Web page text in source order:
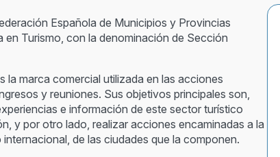
Española de Municipios y Provincias
Turismo, con la denominación de Sección
la marca comercial utilizada en las acciones
y reuniones. Sus objetivos principales son,
e información de este sector turístico
y por otro lado, realizar acciones encaminadas a la
de las ciudades que la componen.